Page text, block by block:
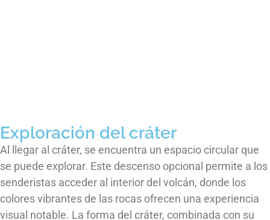
Exploración del cráter
Al llegar al cráter, se encuentra un espacio circular que
se puede explorar. Este descenso opcional permite a los
senderistas acceder al interior del volcán, donde los
colores vibrantes de las rocas ofrecen una experiencia
visual notable. La forma del cráter, combinada con su